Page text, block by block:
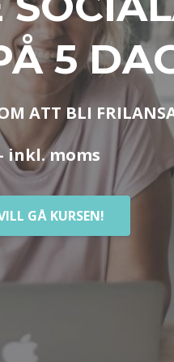
5
ATT BLI
inkl. moms
GÅ KURSEN!